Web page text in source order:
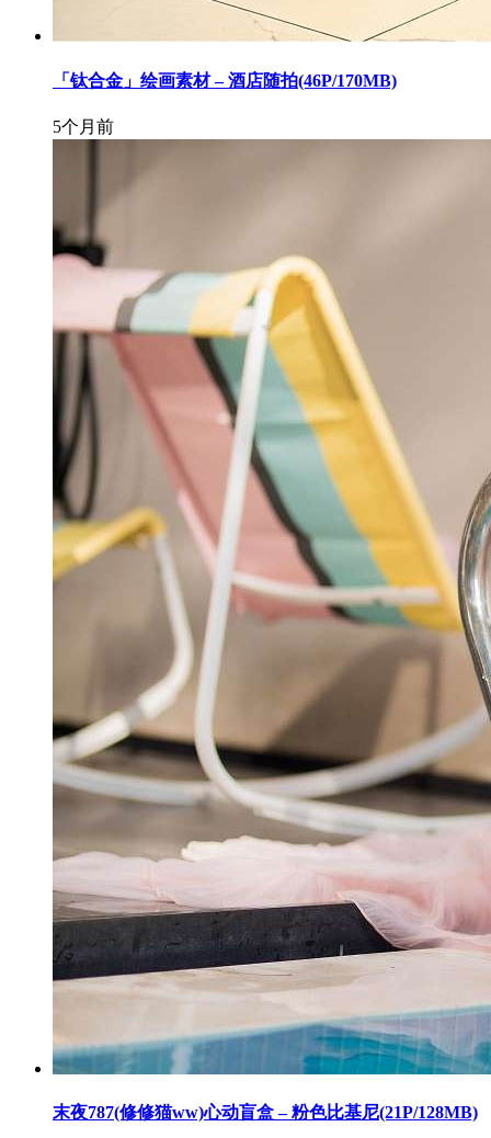
「钛合金」绘画素材 – 酒店随拍(46P/170MB)
5个月前
末夜787(修修猫ww)心动盲盒 – 粉色比基尼(21P/128MB)